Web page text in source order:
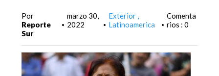
Por
Reporte
Sur
•
marzo 30,
2022
•
Exterior
Latinoamerica
•
Comenta
rios : 0